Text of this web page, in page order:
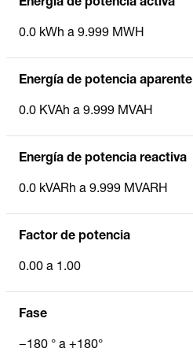
Energía de potencia activa
0.0 kWh a 9.999 MWH
Energía de potencia aparente
0.0 KVAh a 9.999 MVAH
Energía de potencia reactiva
0.0 kVARh a 9.999 MVARH
Factor de potencia
0.00 a 1.00
Fase
−180 ° a +180°